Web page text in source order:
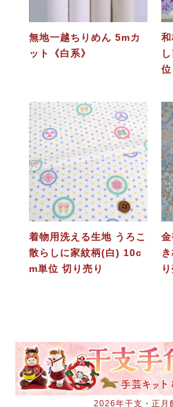
無地一越ちりめん 5mカ
ット《白系》
位
着物用洗える生地 うろこ
散らしに家紋柄(白) 10c
m単位 切り売り
2026年干支・正月